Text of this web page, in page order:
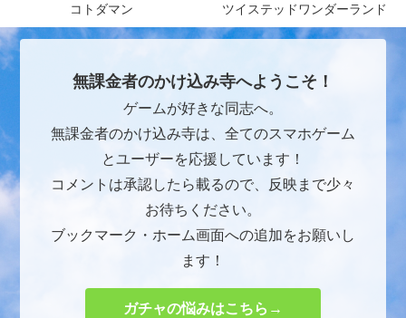
コトダマン ツイステッドワンダーランド
無課金者のかけ込み寺へようこそ！
ゲームが好きな同志へ。
無課金者のかけ込み寺は、全てのスマホゲーム
とユーザーを応援しています！
コメントは承認したら載るので、反映まで少々
お待ちください。
ブックマーク・ホーム画面への追加をお願いし
ます！
ガチャの悩みはこちら→